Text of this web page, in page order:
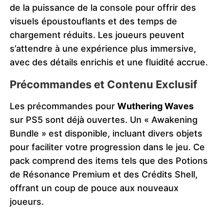
de la puissance de la console pour offrir des
visuels époustouflants et des temps de
chargement réduits. Les joueurs peuvent
s’attendre à une expérience plus immersive,
avec des détails enrichis et une fluidité accrue.
Précommandes et Contenu Exclusif
Les précommandes pour Wuthering Waves
sur PS5 sont déjà ouvertes. Un « Awakening
Bundle » est disponible, incluant divers objets
pour faciliter votre progression dans le jeu. Ce
pack comprend des items tels que des Potions
de Résonance Premium et des Crédits Shell,
offrant un coup de pouce aux nouveaux
joueurs.